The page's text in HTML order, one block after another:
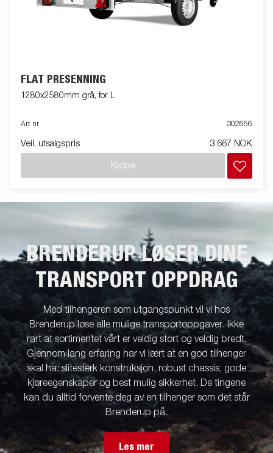
FLAT PRESENNING
1280x2580mm grå, for L
Art nr 302656
Veil. utsalgspris 3 667 NOK
Kjøpe
BRENDERUP LØSER DINE
TRANSPORT OPPDRAG
Med tilhengeren som utgangspunkt vil vi hos
Brenderup løse alle mulige transportoppgaver. Ikke
rart at sortimentet vårt er veldig stort og veldig bredt.
Gjennom lang erfaring har vi lært at en god tilhenger
skal ha: slitesterk konstruksjon, robust chassis, gode
kjøreegenskaper og best mulig sikkerhet. De tingene
kan du alltid forvente deg av en tilhenger som det står
Brenderup på.
Les mer